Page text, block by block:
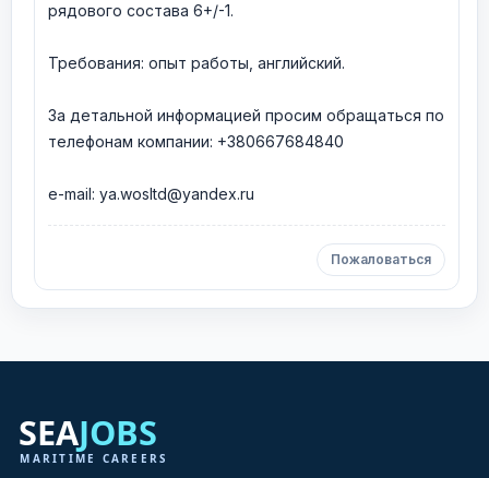
рядового состава 6+/-1.
Требования: опыт работы, английский.
За детальной информацией просим обращаться по
телефонам компании: +380667684840
e-mail: ya.wosltd@yandex.ru
Пожаловаться